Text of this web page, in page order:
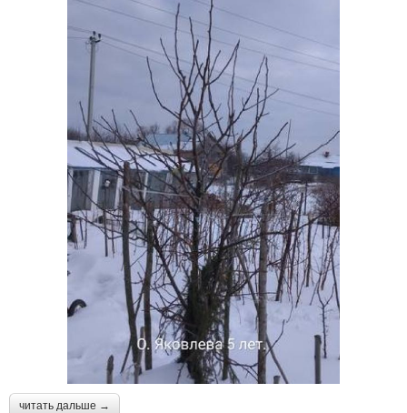
читать дальше →